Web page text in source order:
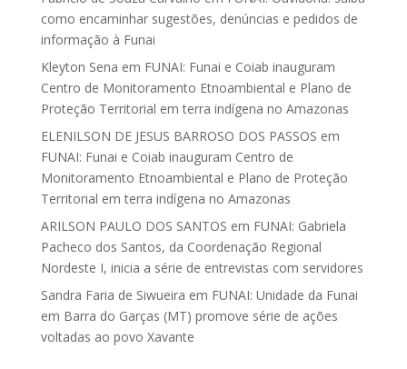
como encaminhar sugestões, denúncias e pedidos de
informação à Funai
Kleyton Sena em FUNAI: Funai e Coiab inauguram
Centro de Monitoramento Etnoambiental e Plano de
Proteção Territorial em terra indígena no Amazonas
ELENILSON DE JESUS BARROSO DOS PASSOS em
FUNAI: Funai e Coiab inauguram Centro de
Monitoramento Etnoambiental e Plano de Proteção
Territorial em terra indígena no Amazonas
ARILSON PAULO DOS SANTOS em FUNAI: Gabriela
Pacheco dos Santos, da Coordenação Regional
Nordeste I, inicia a série de entrevistas com servidores
Sandra Faria de Siwueira em FUNAI: Unidade da Funai
em Barra do Garças (MT) promove série de ações
voltadas ao povo Xavante